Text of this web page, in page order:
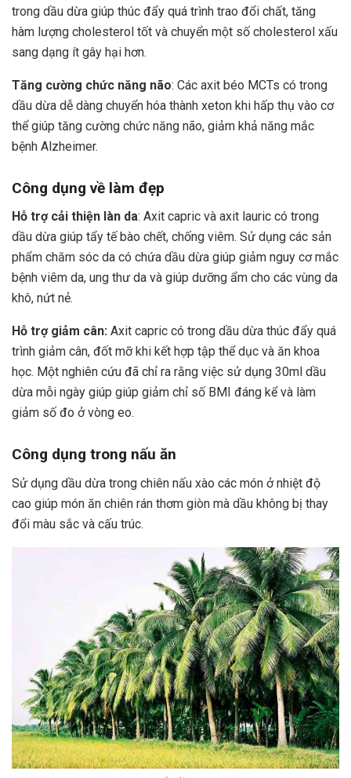
trong dầu dừa giúp thúc đẩy quá trình trao đổi chất, tăng
hàm lượng cholesterol tốt và chuyển một số cholesterol xấu
sang dạng ít gây hại hơn.
Tăng cường chức năng não: Các axit béo MCTs có trong
dầu dừa dễ dàng chuyển hóa thành xeton khi hấp thụ vào cơ
thể giúp tăng cường chức năng não, giảm khả năng mắc
bệnh Alzheimer.
Công dụng về làm đẹp
Hỗ trợ cải thiện làn da: Axit capric và axit lauric có trong
dầu dừa giúp tẩy tế bào chết, chống viêm. Sử dụng các sản
phẩm chăm sóc da có chứa dầu dừa giúp giảm nguy cơ mắc
bệnh viêm da, ung thư da và giúp dưỡng ẩm cho các vùng da
khô, nứt nẻ.
Hỗ trợ giảm cân: Axit capric có trong dầu dừa thúc đẩy quá
trình giảm cân, đốt mỡ khi kết hợp tập thể dục và ăn khoa
học. Một nghiên cứu đã chỉ ra rằng việc sử dụng 30ml dầu
dừa mỗi ngày giúp giúp giảm chỉ số BMI đáng kể và làm
giảm số đo ở vòng eo.
Công dụng trong nấu ăn
Sử dụng dầu dừa trong chiên nấu xào các món ở nhiệt độ
cao giúp món ăn chiên rán thơm giòn mà dầu không bị thay
đổi màu sắc và cấu trúc.